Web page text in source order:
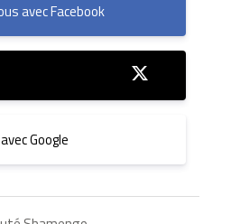
avec Facebook
Google